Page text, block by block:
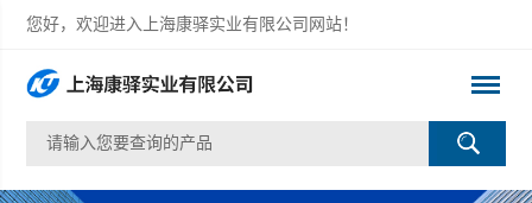
您好，欢迎进入上海康驿实业有限公司网站！